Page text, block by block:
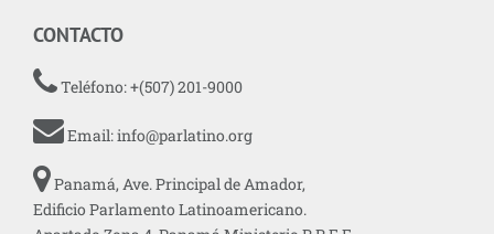
CONTACTO
Teléfono: +(507) 201-9000
Email:info@parlatino.org
Panamá, Ave. Principal de Amador,
Edificio Parlamento Latinoamericano.